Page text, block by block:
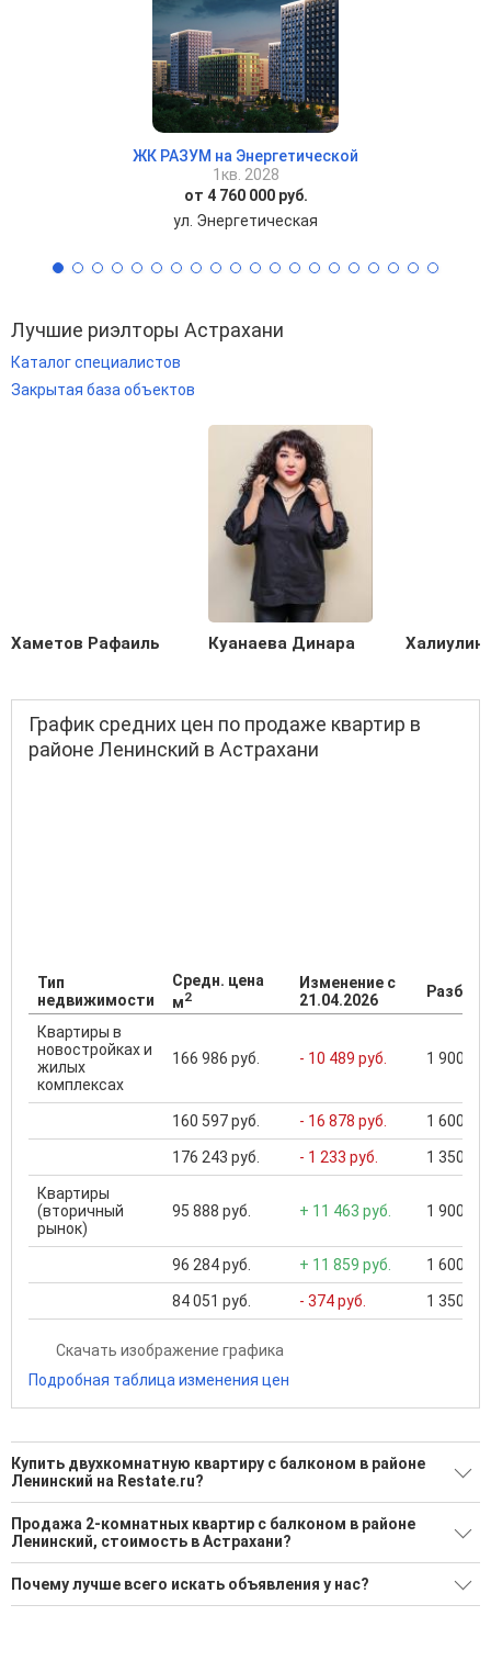
ЖК РАЗУМ на Энергетической
1кв. 2028
от 4 760 000 руб.
ул. Энергетическая
Лучшие риэлторы Астрахани
Каталог специалистов
Закрытая база объектов
Хаметов Рафаиль Куанаева Динара
График средних цен по продаже квартир в
районе Ленинский в Астрахани
Тип
недвижимости
Средн. цена
м2
Изменение с
21.04.2026
Квартиры в
новостройках и
жилых
комплексах
166 986 руб. - 10 489 руб. 1 900
160 597 руб. - 16 878 руб. 1 600
176 243 руб. - 1 233 руб. 1 350
Квартиры
(вторичный
рынок)
95 888 руб. + 11 463 руб. 1 900
96 284 руб. + 11 859 руб. 1 600
84 051 руб. - 374 руб. 1 350
Скачать изображение графика
Подробная таблица изменения цен
Купить двухкомнатную квартиру с балконом в районе
Ленинский на Restate.ru?
Поможем Купить двухкомнатную квартиру с балконом в
районе Ленинский?
41 актуальное и проверенное объявление
Воспользуйтесь нашим поиском по новостройкам, для
Продажа 2-комнатных квартир с балконом в районе
Ленинский, стоимость в Астрахани?
Минимальная цена: 2 600 000 Р. Максимальная цена: 9 034
810 Р; Средняя: 4 523 068 Р
Почему лучше всего искать объявления у нас?